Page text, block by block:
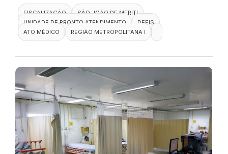
FISCALIZAÇÃO
SÃO JOÃO DE MERITI
UNIDADE DE PRONTO ATENDIMENTO
DEFIS
ATO MÉDICO
REGIÃO METROPOLITANA I